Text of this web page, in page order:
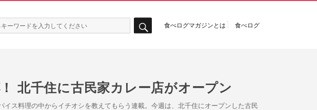
食べログマガジンとは 食べログ
北千住に古民家カレー店がオープン
ス料理の中からイチオシを教えてもらう連載。今週は、北千住にオープンした古民